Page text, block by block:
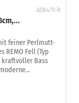
ADB479-R
feiner Perlmutt-
Fell (Typ
Bass